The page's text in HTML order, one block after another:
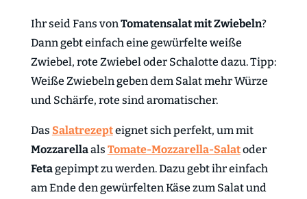
Ihr seid Fans von Tomatensalat mit Zwiebeln?
Dann gebt einfach eine gewürfelte weiße
Zwiebel, rote Zwiebel oder Schalotte dazu. Tipp:
Weiße Zwiebeln geben dem Salat mehr Würze
und Schärfe, rote sind aromatischer.
Das Salatrezepteignet sich perfekt, um mit
Mozzarellaals Tomate-Mozzarella-Salatoder
Fetagepimpt zu werden. Dazu gebt ihr einfach
am Ende den gewürfelten Käse zum Salat und